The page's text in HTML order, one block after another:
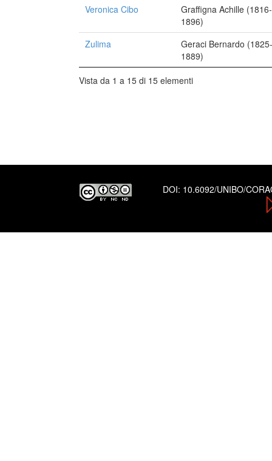
Veronica Cibo
Graffigna Achille (1816-
1896)
Zulima
Geraci Bernardo (1825-
1889)
Vista da 1 a 15 di 15 elementi
DOI: 10.6092/UNIBO/